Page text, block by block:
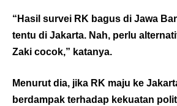
“Hasil survei RK bagus di Jawa
tentu di Jakarta. Nah, perlu
Zaki cocok,” katanya.
Menurut dia, jika RK maju ke
berdampak terhadap kekuatan